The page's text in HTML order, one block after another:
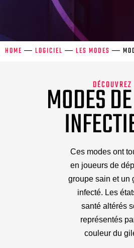
HOME ― LOGICIEL ― LES MODES ―
DÉCOUVREZ
MODES
Ces modes ont
en joueurs de
groupe sain et un
infecté. Les
santé altérés
représentés
couleur du